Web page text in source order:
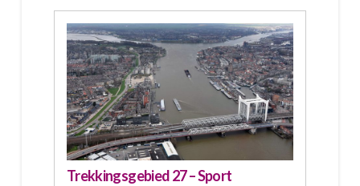
Trekkingsgebied 27 – Sport